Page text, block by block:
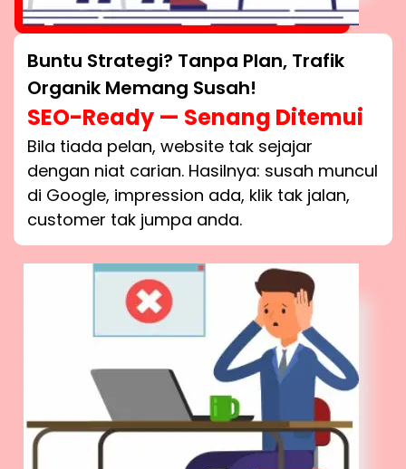
Buntu Strategi? Tanpa Plan, Trafik
Organik Memang Susah!
SEO-Ready — Senang Ditemui
Bila tiada pelan, website tak sejajar
dengan niat carian. Hasilnya: susah muncul
di Google, impression ada, klik tak jalan,
customer tak jumpa anda.